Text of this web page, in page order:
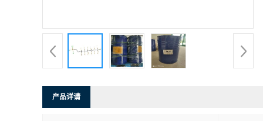
产品详请